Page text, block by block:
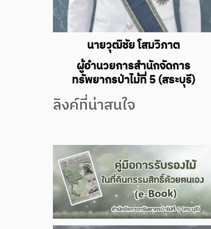
นายวุฒิชัย โสมวิภาต
ผู้อำนวยการสำนักจัดการ
ทรัพยากรป่าไม้ที่ 5 (สระบุรี)
ลิงค์ที่น่าสนใจ